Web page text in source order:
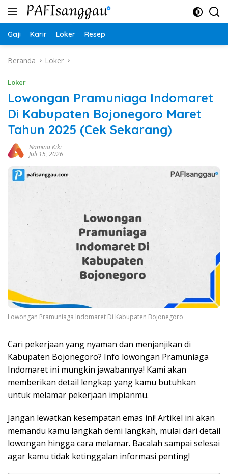
Langsung
Gaji Karir Loker Resep
Beranda Loker
Loker
Lowongan Pramuniaga Indomaret
Di Kabupaten Bojonegoro Maret
Tahun 2025 (Cek Sekarang)
Namina Kiki
Juli 15, 2026
Lowongan Pramuniaga Indomaret Di Kabupaten Bojonegoro
Cari pekerjaan yang nyaman dan menjanjikan di
Kabupaten Bojonegoro? Info lowongan Pramuniaga
Indomaret ini mungkin jawabannya! Kami akan
memberikan detail lengkap yang kamu butuhkan
untuk melamar pekerjaan impianmu.
Jangan lewatkan kesempatan emas ini! Artikel ini akan
memandu kamu langkah demi langkah, mulai dari detail
lowongan hingga cara melamar. Bacalah sampai selesai
agar kamu tidak ketinggalan informasi penting!